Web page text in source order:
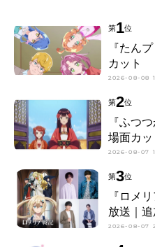
第1位
『たん
カット
2026-08-08
第2位
『ふつ
場面カッ
2026-08-07
第3位
『ロメ
放送｜
2026-08-07